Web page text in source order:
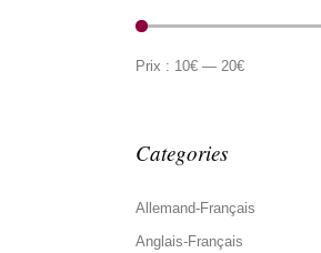
min
max
Prix : 10€ — 20€
Categories
Allemand-Français
Anglais-Français